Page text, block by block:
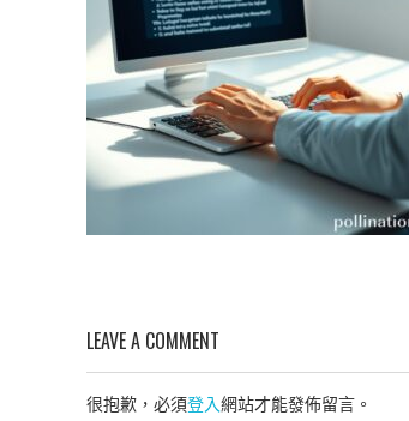
LEAVE A COMMENT
很抱歉，必須登入網站才能發佈留言。